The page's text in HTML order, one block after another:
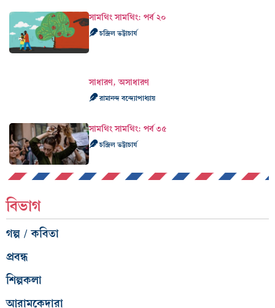
সামথিং সামথিং: পর্ব ২০
চন্দ্রিল ভট্টাচার্য
সাধারণ, অসাধারণ
রামানন্দ বন্দ্যোপাধ্যায়
সামথিং সামথিং: পর্ব ৩৫
চন্দ্রিল ভট্টাচার্য
বিভাগ
গল্প / কবিতা
প্রবন্ধ
শিল্পকলা
আরামকেদারা